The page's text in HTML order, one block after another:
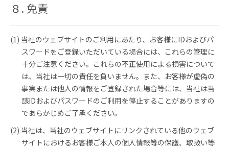
８. 免責
(1) 当社のウェブサイトのご利用にあたり、お客様にIDおよびパ
スワードをご登録いただいている場合には、これらの管理に
十分ご注意ください。これらの不正使用による損害について
は、当社は一切の責任を負いません。また、お客様が虚偽の
事実または他人の情報をご登録された場合等には、当社は当
該IDおよびパスワードのご利用を停止することがありますの
であらかじめご了承ください。
(2) 当社は、当社のウェブサイトにリンクされている他のウェブ
サイトにおけるお客様ご本人の個人情報等の保護、取扱い等